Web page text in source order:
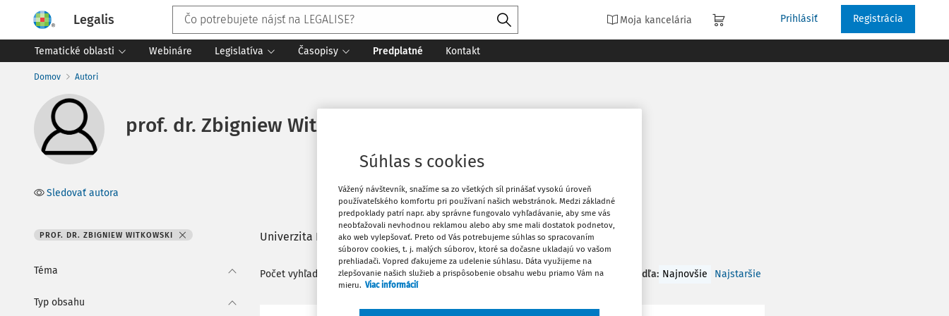
Legalis Moja kancelária Prihlásiť Registrácia
Tematické oblasti Webináre Legislatíva Časopisy Predplatné Kontakt
Domov Autori
prof. dr. Zbigniew Witkowski - strana 1
Sledovať autora
PROF. DR. ZBIGNIEW WITKOWSKI
Téma
Typ obsahu
Univerzita Kopernika v Toruni. ORCID 0000-0003-3220-2697
Počet vyhľadaných dokumentov: 1 Zoradiť podľa: Najnovšie Najstaršie
Súhlas s cookies
Vážený návštevník, snažíme sa zo všetkých síl prinášať vysokú úroveň
používateľského komfortu pri používaní našich webstránok. Medzi základné
predpoklady patrí napr. aby správne fungovalo vyhľadávanie, aby sme vás
neobťažovali nevhodnou reklamou alebo aby sme mali dostatok podnetov,
ako web vylepšovať. Preto od Vás potrebujeme súhlas so spracovaním
súborov cookies, t. j. malých súborov, ktoré sa dočasne ukladajú vo vašom
prehliadači. Vopred ďakujeme za udelenie súhlasu. Dáta využijeme na
zlepšovanie našich služieb a prispôsobenie obsahu webu priamo Vám na
mieru. Viac informácií